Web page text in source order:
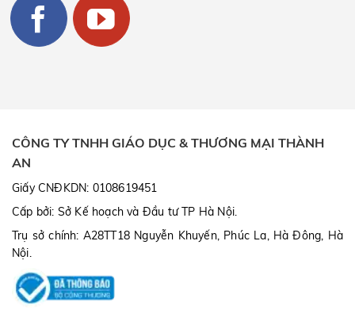
CÔNG TY TNHH GIÁO DỤC & THƯƠNG MẠI THÀNH
AN
Giấy CNĐKDN: 0108619451
Cấp bởi: Sở Kế hoạch và Đầu tư TP Hà Nội.
Trụ sở chính: A28TT18 Nguyễn Khuyến, Phúc La, Hà Đông, Hà
Nội.